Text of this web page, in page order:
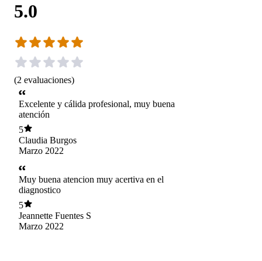
5.0
(2 evaluaciones)
Excelente y cálida profesional, muy buena
atención
5
Claudia Burgos
Marzo 2022
Muy buena atencion muy acertiva en el
diagnostico
5
Jeannette Fuentes S
Marzo 2022